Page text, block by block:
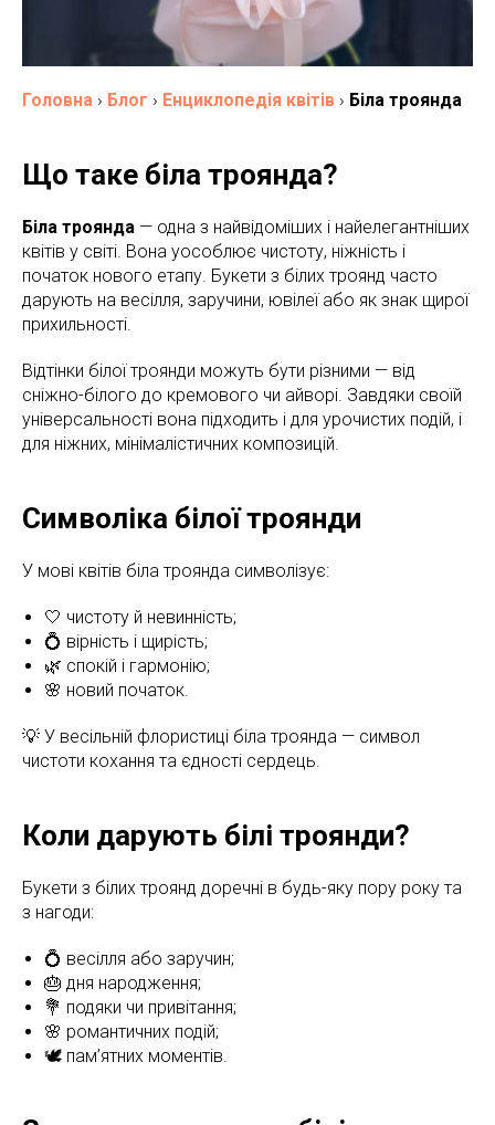
Головна › Блог › Енциклопедія квітів › Біла троянда
Що таке біла троянда?
Біла троянда — одна з найвідоміших і найелегантніших
квітів у світі. Вона уособлює чистоту, ніжність і
початок нового етапу. Букети з білих троянд часто
дарують на весілля, заручини, ювілеї або як знак щирої
прихильності.
Відтінки білої троянди можуть бути різними — від
сніжно-білого до кремового чи айворі. Завдяки своїй
універсальності вона підходить і для урочистих подій, і
для ніжних, мінімалістичних композицій.
Символіка білої троянди
У мові квітів біла троянда символізує:
🤍 чистоту й невинність;
💍 вірність і щирість;
🌿 спокій і гармонію;
🌸 новий початок.
💡 У весільній флористиці біла троянда — символ
чистоти кохання та єдності сердець.
Коли дарують білі троянди?
Букети з білих троянд доречні в будь-яку пору року та
з нагоди:
💍 весілля або заручин;
🎂 дня народження;
💐 подяки чи привітання;
🌸 романтичних подій;
🕊️ пам’ятних моментів.